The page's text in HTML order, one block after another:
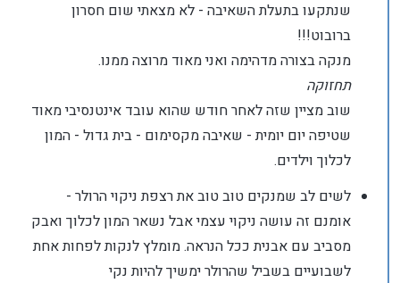
שנתקעו בתעלת השאיבה - לא מצאתי שום חסרון
ברובוט!!!
מנקה בצורה מדהימה ואני מאוד מרוצה ממנו.
תחזוקה
שוב מציין שזה לאחר חודש שהוא עובד אינטנסיבי מאוד
שטיפה יום יומית - שאיבה מקסימום - בית גדול - המון
לכלוך וילדים.
לשים לב שמנקים טוב טוב את רצפת ניקוי הרולר -
אומנם זה עושה ניקוי עצמי אבל נשאר המון לכלוך ואבק
מסביב עם אבנית ככל הנראה. מומלץ לנקות לפחות אחת
לשבועיים בשביל שהרולר ימשיך להיות נקי